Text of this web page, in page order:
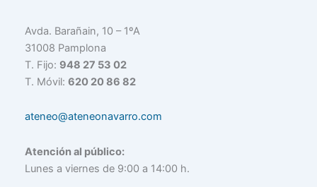
Avda. Barañain, 10 – 1ºA
31008 Pamplona
T. Fijo: 948 27 53 02
T. Móvil: 620 20 86 82
ateneo@ateneonavarro.com
Atención al público:
Lunes a viernes de 9:00 a 14:00 h.